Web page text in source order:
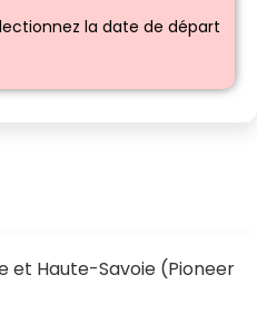
la date de départ
et Haute-Savoie (Pioneer